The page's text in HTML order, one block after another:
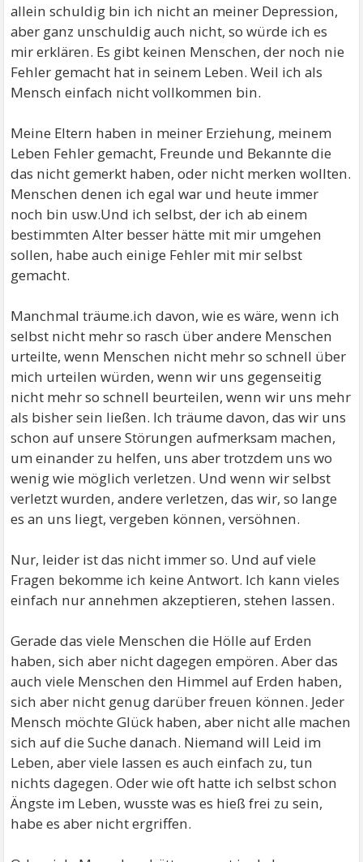
allein schuldig bin ich nicht an meiner Depression,
aber ganz unschuldig auch nicht, so würde ich es
mir erklären. Es gibt keinen Menschen, der noch nie
Fehler gemacht hat in seinem Leben. Weil ich als
Mensch einfach nicht vollkommen bin.
Meine Eltern haben in meiner Erziehung, meinem
Leben Fehler gemacht, Freunde und Bekannte die
das nicht gemerkt haben, oder nicht merken wollten.
Menschen denen ich egal war und heute immer
noch bin usw.Und ich selbst, der ich ab einem
bestimmten Alter besser hätte mit mir umgehen
sollen, habe auch einige Fehler mit mir selbst
gemacht.
Manchmal träume.ich davon, wie es wäre, wenn ich
selbst nicht mehr so rasch über andere Menschen
urteilte, wenn Menschen nicht mehr so schnell über
mich urteilen würden, wenn wir uns gegenseitig
nicht mehr so schnell beurteilen, wenn wir uns mehr
als bisher sein ließen. Ich träume davon, das wir uns
schon auf unsere Störungen aufmerksam machen,
um einander zu helfen, uns aber trotzdem uns wo
wenig wie möglich verletzen. Und wenn wir selbst
verletzt wurden, andere verletzen, das wir, so lange
es an uns liegt, vergeben können, versöhnen.
Nur, leider ist das nicht immer so. Und auf viele
Fragen bekomme ich keine Antwort. Ich kann vieles
einfach nur annehmen akzeptieren, stehen lassen.
Gerade das viele Menschen die Hölle auf Erden
haben, sich aber nicht dagegen empören. Aber das
auch viele Menschen den Himmel auf Erden haben,
sich aber nicht genug darüber freuen können. Jeder
Mensch möchte Glück haben, aber nicht alle machen
sich auf die Suche danach. Niemand will Leid im
Leben, aber viele lassen es auch einfach zu, tun
nichts dagegen. Oder wie oft hatte ich selbst schon
Ängste im Leben, wusste was es hieß frei zu sein,
habe es aber nicht ergriffen.